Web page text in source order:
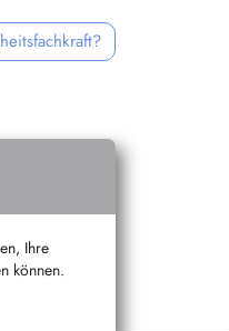
Ihre
können.